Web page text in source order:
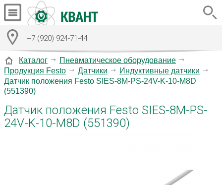
+7 (920) 924-71-44
Каталог
Пневматическое оборудование
Продукция Festo
Датчики
Индуктивные датчики
Датчик положения Festo SIES-8M-PS-24V-K-10-M8D
(551390)
Датчик положения Festo SIES-8M-PS-
24V-K-10-M8D (551390)